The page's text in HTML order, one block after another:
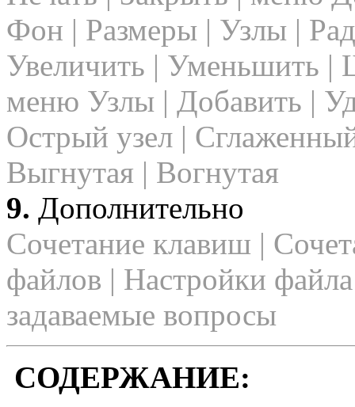
Фон | Размеры | Узлы |
Увеличить | Уменьшить |
меню Узлы | Добавить |
Острый узел |
Выгнутая | Вогнутая
9. Дополнительно
Сочетание клавиш |
файлов | Настройки
задаваемые вопросы
СОДЕРЖАНИЕ: